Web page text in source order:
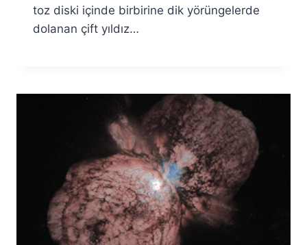
toz diski içinde birbirine dik yörüngelerde
dolanan çift yıldız…